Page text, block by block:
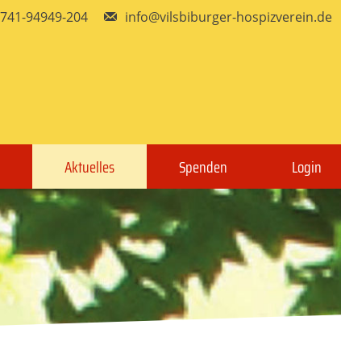
Aktuelles Spenden Login
94949-204 info@vilsbiburger-hospizverein.de